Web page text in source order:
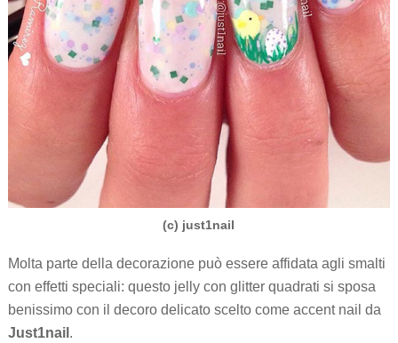
(c) just1nail
Molta parte della decorazione può essere affidata agli smalti
con effetti speciali: questo jelly con glitter quadrati si sposa
benissimo con il decoro delicato scelto come accent nail da
Just1nail .